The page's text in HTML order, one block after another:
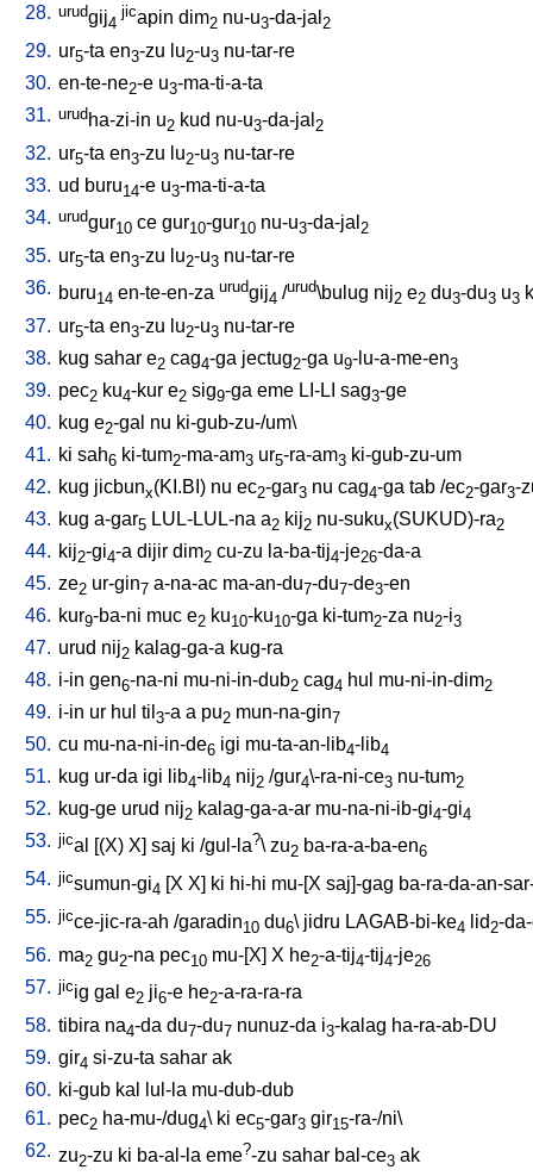
28. urudgij4
jicapin dim2 nu-u3-da-jal 2
29. ur5-ta en3-zu lu2-u3 nu-tar-re
30. en-te-ne2-e u3-ma-ti-a-ta
31. urudha-zi-in u2 kud nu-u3-da-jal 2
32. ur5-ta en3-zu lu2-u3 nu-tar-re
33. ud buru14-e u3-ma-ti-a-ta
34. urudgur10 ce gur10-gur10 nu-u3-da-jal 2
35. ur5-ta en3-zu lu2-u3 nu-tar-re
36. buru14 en-te-en-za urudgij4 /urud\bulug nij2 e2 du3-du3 u3
37. ur5-ta en3-zu lu2-u3 nu-tar-re
38. kug sahar e2 cag4-ga jectug2-ga u9-lu-a-me-en3
39. pec2 ku4-kur e2 sig9-ga eme LI-LI sag3-ge
40. kug e2-gal nu ki-gub-zu-/um\
41. ki sah6 ki-tum2-ma-am3 ur5-ra-am3 ki-gub-zu-um
42. kug jicbunx(KI.BI) nu ec2-gar3 nu cag4-ga tab /ec2-gar3-
43. kug a-gar5 LUL-LUL-na a2 kij2 nu-sukux(SUKUD)-ra2
44. kij2-gi4-a dijir dim2 cu-zu la-ba-tij4-je26-da-a
45. ze2 ur-gin7 a-na-ac ma-an-du7-du7-de3-en
46. kur9-ba-ni muc e2 ku10-ku10-ga ki-tum2-za nu2-i3
47. urud nij2 kalag-ga-a kug-ra
48. i-in gen6-na-ni mu-ni-in-dub2 cag4 hul mu-ni-in-dim2
49. i-in ur hul til 3-a a pu2 mun-na-gin7
50. cu mu-na-ni-in-de6 igi mu-ta-an-lib4-lib4
51. kug ur-da igi lib4-lib4 nij2 /gur4\-ra-ni-ce3 nu-tum2
52. kug-ge urud nij2 kalag-ga-a-ar mu-na-ni-ib-gi4-gi4
53. jical [(X) X] saj ki /gul-la?\ zu2 ba-ra-a-ba-en6
54. jicsumun-gi4 [X X] ki hi-hi mu-[X saj]-gag ba-ra-da-an-
55. jicce-jic-ra-ah /garadin10 du6\ jidru LAGAB-bi-ke4 lid2-
56. ma2 gu2-na pec10 mu-[X] X he2-a-tij4-tij4-je26
57. jicig gal e2 ji6-e he2-a-ra-ra-ra
58. tibira na4-da du7-du7 nunuz-da i3-kalag ha-ra-ab-DU
59. gir4 si-zu-ta sahar ak
60. ki-gub kal lul-la mu-dub-dub
61. pec2 ha-mu-/dug4\ ki ec5-gar3 gir15-ra-/ni\
62. zu2-zu ki ba-al-la eme?-zu sahar bal-ce3 ak